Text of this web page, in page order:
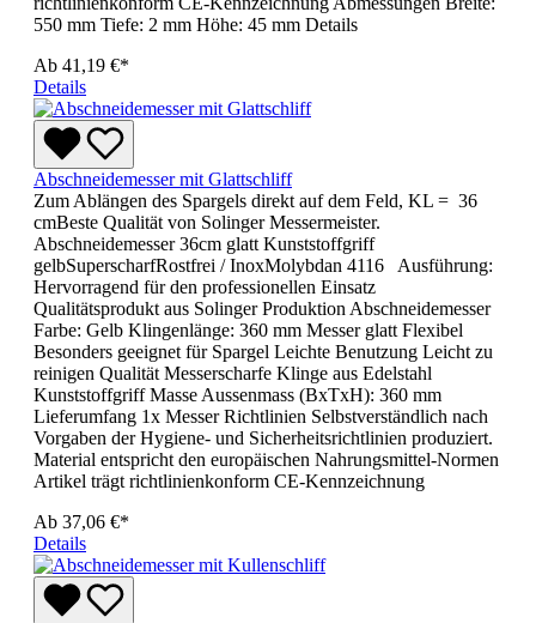
550 mm Tiefe: 2 mm Höhe: 45 mm Details
Ab 41,19 €*
Details
Abschneidemesser mit Glattschliff
Zum Ablängen des Spargels direkt auf dem Feld, KL = 36
cmBeste Qualität von Solinger Messermeister.
Abschneidemesser 36cm glatt Kunststoffgriff
gelbSuperscharfRostfrei / InoxMolybdan 4116 Ausführung:
Hervorragend für den professionellen Einsatz
Qualitätsprodukt aus Solinger Produktion Abschneidemesser
Farbe: Gelb Klingenlänge: 360 mm Messer glatt Flexibel
Besonders geeignet für Spargel Leichte Benutzung Leicht zu
reinigen Qualität Messerscharfe Klinge aus Edelstahl
Kunststoffgriff Masse Aussenmass (BxTxH): 360 mm
Lieferumfang 1x Messer Richtlinien Selbstverständlich nach
Vorgaben der Hygiene- und Sicherheitsrichtlinien produziert.
Material entspricht den europäischen Nahrungsmittel-Normen
Artikel trägt richtlinienkonform CE-Kennzeichnung
Ab 37,06 €*
Details